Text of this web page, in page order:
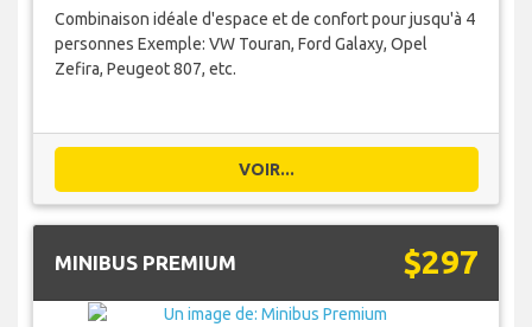
Combinaison idéale d'espace et de confort pour jusqu'à 4
personnes Exemple: VW Touran, Ford Galaxy, Opel
Zefira, Peugeot 807, etc.
VOIR...
MINIBUS PREMIUM $297